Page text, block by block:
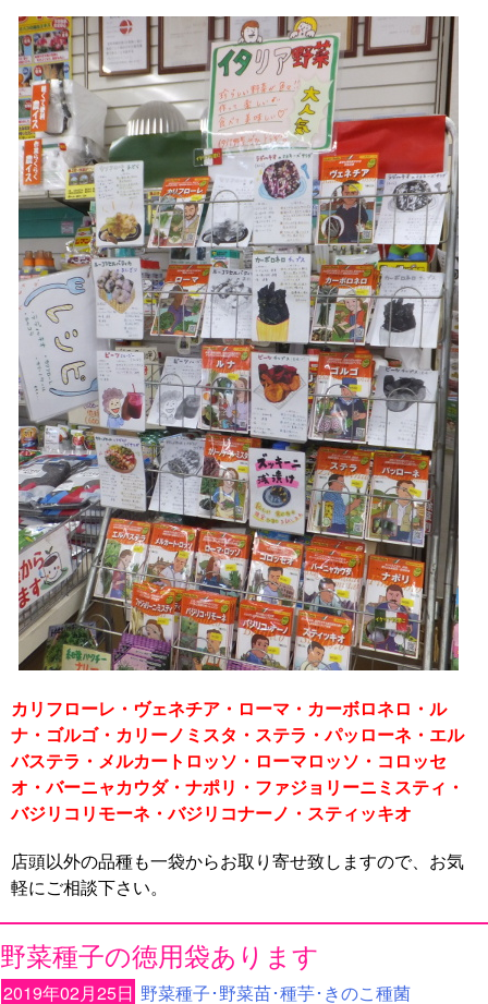
カリフローレ・ヴェネチア・ローマ・カーボロネロ・ル
ナ・ゴルゴ・カリーノミスタ・ステラ・パッローネ・エル
バステラ・メルカートロッソ・ローマロッソ・コロッセ
オ・バーニャカウダ・ナポリ・ファジョリーニミスティ・
バジリコリモーネ・バジリコナーノ・スティッキオ
店頭以外の品種も一袋からお取り寄せ致しますので、お気
軽にご相談下さい。
野菜種子の徳用袋あります
2019年02月25日 野菜種子･野菜苗･種芋･きのこ種菌